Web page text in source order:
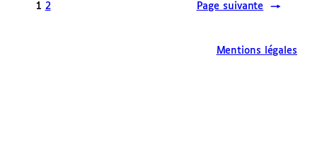
1 2 Page suivante →
Mentions légales